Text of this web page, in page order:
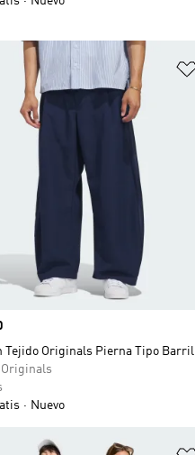
Tejido Originals Pierna Tipo Barril
Nuevo